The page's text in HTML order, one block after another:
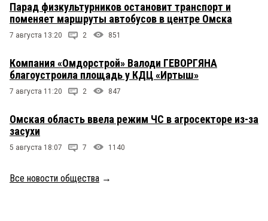
Парад физкультурников остановит транспорт и
поменяет маршруты автобусов в центре Омска
7 августа 13:20 2 851
Компания «Омдорстрой» Валоди ГЕВОРГЯНА
благоустроила площадь у КДЦ «Иртыш»
7 августа 11:20 2 847
Омская область ввела режим ЧС в агросекторе из-за
засухи
5 августа 18:07 7 1140
Все новости общества →